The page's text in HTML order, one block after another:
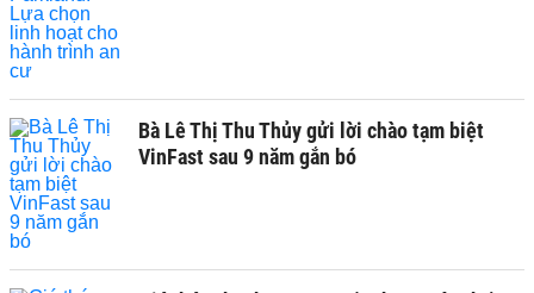
Bà Lê Thị Thu Thủy gửi lời chào tạm biệt
VinFast sau 9 năm gắn bó